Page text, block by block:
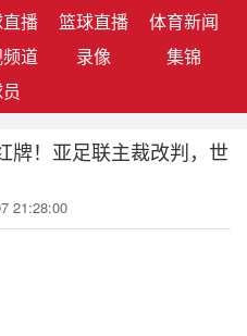
播 篮球直播
体育新闻
道 录像
集锦
牌！亚足联主裁改判，世
21:28:00